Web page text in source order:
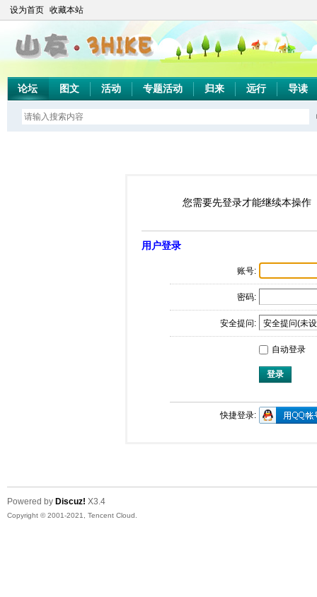
设为首页 收藏本站
论坛 图文 活动 专题活动 归来 远行 导读
您需要先登录才能继续本操作
用户登录
账号:
密码:
安全提问:
自动登录
登录
快捷登录:
Powered by Discuz! X3.4
Copyright © 2001-2021, Tencent Cloud.